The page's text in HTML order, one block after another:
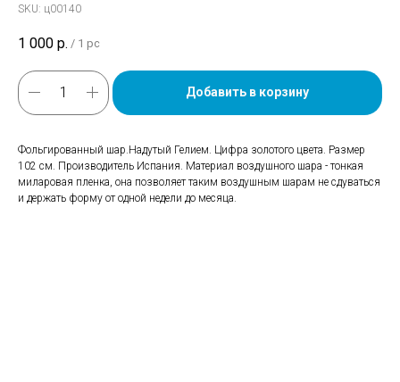
SKU: ц00140
1 000 р. / 1 pc
Добавить в корзину
Фольгированный шар.Надутый Гелием. Цифра золотого цвета. Размер
102 см. Производитель Испания. Материал воздушного шара - тонкая
миларовая пленка, она позволяет таким воздушным шарам не сдуваться
и держать форму от одной недели до месяца.